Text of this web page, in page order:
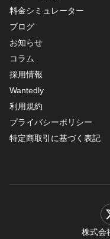
料金シミュレーター
ブログ
お知らせ
コラム
採用情報
Wantedly
利用規約
プライバシーポリシー
特定商取引に基づく表記
株式会